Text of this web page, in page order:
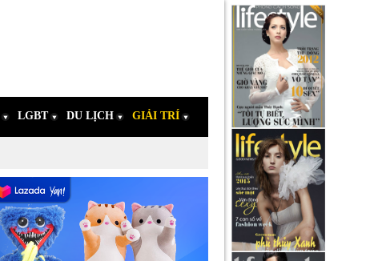
LGBT DU LỊCH GIẢI TRÍ